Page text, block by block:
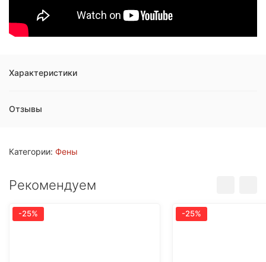
Характеристики
Отзывы
Категории: Фены
Рекомендуем
-25% -25%